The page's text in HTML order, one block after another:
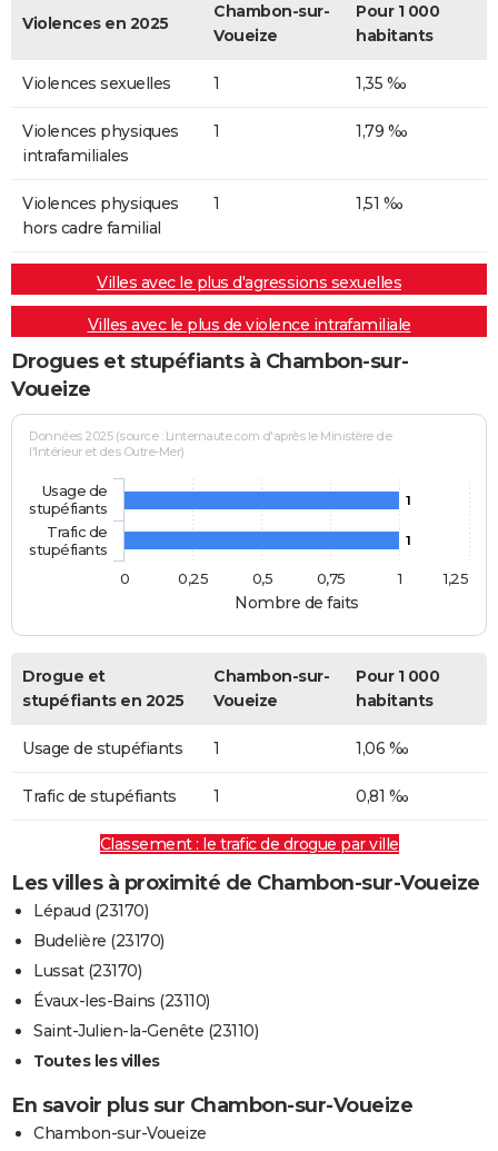
Violences en 2025
Chambon-sur-
Voueize
Pour 1 000
habitants
Violences sexuelles 1 1,35 ‰
Violences physiques
intrafamiliales
1 1,79 ‰
Violences physiques
hors cadre familial
1 1,51 ‰
Villes avec le plus d'agressions sexuelles
Villes avec le plus de violence intrafamiliale
Drogues et stupéfiants à Chambon-sur-
Voueize
Nombre de faits
Données 2025 (source : Linternaute.com d'après le Ministère de
l'Intérieur et des Outre-Mer)
1
1
Usage de
stupéfiants
Trafic de
stupéfiants
0
1
0,25 0,5 0,75 1,25
Drogue et
stupéfiants en 2025
Chambon-sur-
Voueize
Pour 1 000
habitants
Usage de stupéfiants 1 1,06 ‰
Trafic de stupéfiants 1 0,81 ‰
Classement : le trafic de drogue par ville
Les villes à proximité de Chambon-sur-Voueize
Lépaud (23170)
Budelière (23170)
Lussat (23170)
Évaux-les-Bains (23110)
Saint-Julien-la-Genête (23110)
Toutes les villes
En savoir plus sur Chambon-sur-Voueize
Chambon-sur-Voueize